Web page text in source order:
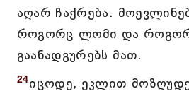
აღარ ჩაქრება.
როგორც ლომი და
გაანადგურებს მათ.
24იცოდე, ეკლით